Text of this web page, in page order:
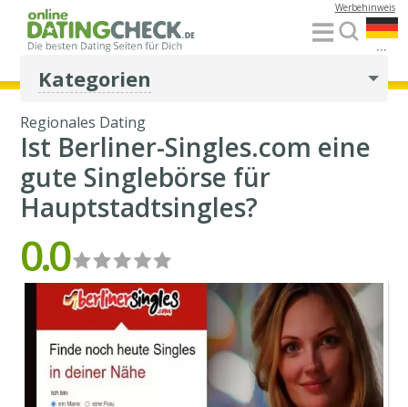
...
Werbehinweis
Kategorien
Regionales Dating
Ist Berliner-Singles.com eine
gute Singlebörse für
Hauptstadtsingles?
0.0